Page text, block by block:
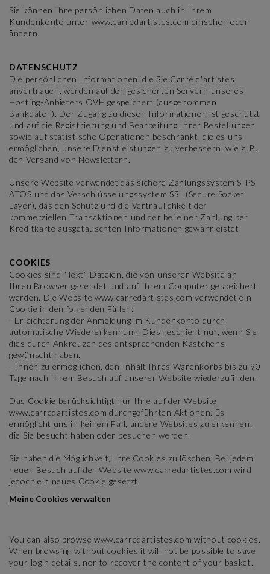
Sie können Ihre persönlichen Daten auch in Ihrem
Kundenkonto unter www.carredartistes.com einsehen oder
ändern.
DATENSCHUTZ
Die persönlichen Informationen, die Sie Carré d'artistes
anvertrauen, werden auf den gesicherten Servern unseres
Hosting-Anbieters OVH gespeichert (ausgenommen
Bankdaten). Der Zugang zu diesen Informationen ist geschützt
und auf die Registrierung und Bearbeitung Ihrer Bestellungen
sowie auf statistische Operationen beschränkt, die es uns
ermöglichen, unsere Dienstleistungen zu verbessern, wie z. B.
den Versand von Newslettern.
Unsere Website verwendet das sichere Zahlungssystem SIPS
ATOS und das Verschlüsselungssystem SSL (Secure Socket
Layer), das den Schutz und die Vertraulichkeit der
kommerziellen Transaktionen und der bei einer Zahlung per
Kreditkarte ausgetauschten Informationen gewährleistet.
COOKIES
Cookies sind "Text"-Dateien, die von unserer Website an
Ihren Browser gesendet und auf Ihrem Computer gespeichert
werden. Die Website www.carredartistes.com verwendet ein
Cookie in den folgenden Fällen:
- Erleichterung der Anmeldung im Kundenkonto durch
automatische Wiedererkennung. Dies geschieht nur, wenn Sie
dies durch Ankreuzen des entsprechenden Kästchens
gewünscht haben.
- Ihnen zu ermöglichen, den Inhalt Ihres Warenkorbs bis zu 90
Tage nach Ihrem Besuch auf unserer Website wiederzufinden.
Das Cookie berücksichtigt nur Ihre auf der Website
www.carredartistes.com durchgeführten Aktionen. Es
ermöglicht uns in keinem Fall, andere Websites zu erkennen,
die Sie besucht haben oder besuchen werden.
Sie haben die Möglichkeit, Ihre Cookies zu löschen. Bei jedem
neuen Besuch auf der Website www.carredartistes.com wird
jedoch ein neues Cookie gesetzt.
Meine Cookies verwalten​​​​​​​
You can also browse www.carredartistes.com without cookies.
When browsing without cookies it will not be possible to save
your login details, nor to recover the content of your basket.